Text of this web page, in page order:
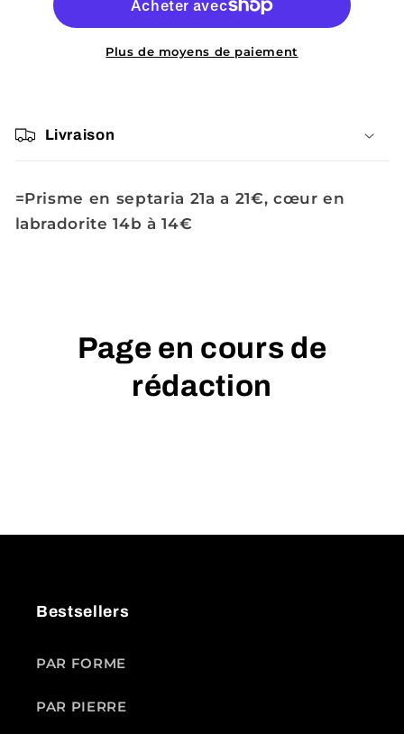
Plus de moyens de paiement
Livraison
=Prisme en septaria 21a a 21€, cœur en
labradorite 14b à 14€
Page en cours de
rédaction
Bestsellers
PAR FORME
PAR PIERRE